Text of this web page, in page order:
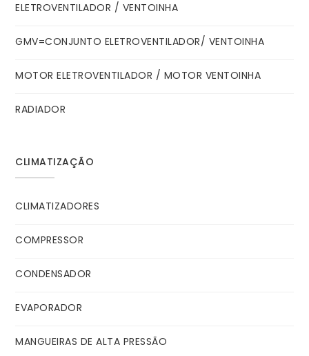
ELETROVENTILADOR / VENTOINHA
GMV=CONJUNTO ELETROVENTILADOR/ VENTOINHA
MOTOR ELETROVENTILADOR / MOTOR VENTOINHA
RADIADOR
CLIMATIZAÇÃO
CLIMATIZADORES
COMPRESSOR
CONDENSADOR
EVAPORADOR
MANGUEIRAS DE ALTA PRESSÃO